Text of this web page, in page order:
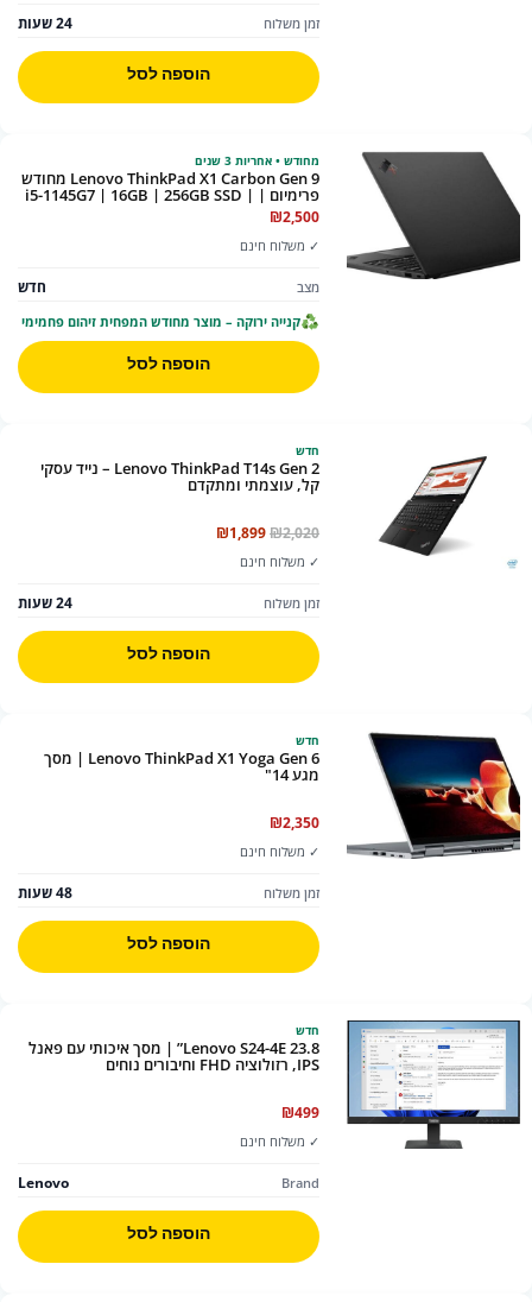
זמן משלוח 24 שעות
הוספה לסל
מחודש • אחריות 3 שנים
Lenovo ThinkPad X1 Carbon Gen 9 מחודש
פרימיום | i5-1145G7 | 16GB | 256GB SSD |
14" FHD | Win 11 Pro | 3 שנות אחריות
₪2,500
✓ משלוח חינם
מצב חדש
קנייה ירוקה – מוצר מחודש המפחית זיהום פחמימי
הוספה לסל
חדש
Lenovo ThinkPad T14s Gen 2 – נייד עסקי
קל, עוצמתי ומתקדם
₪2,020
המחיר
היה:
₪1,899
✓ משלוח חינם
זמן משלוח 24 שעות
הוספה לסל
חדש
Lenovo ThinkPad X1 Yoga Gen 6 | מסך
מגע 14"
₪2,350
✓ משלוח חינם
זמן משלוח 48 שעות
הוספה לסל
חדש
Lenovo S24-4E 23.8” | מסך איכותי עם פאנל
IPS, רזולוציה FHD וחיבורים נוחים
₪499
✓ משלוח חינם
Brand
Lenovo
הוספה לסל